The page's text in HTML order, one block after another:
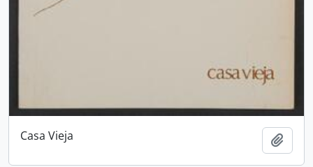
Casa Vieja